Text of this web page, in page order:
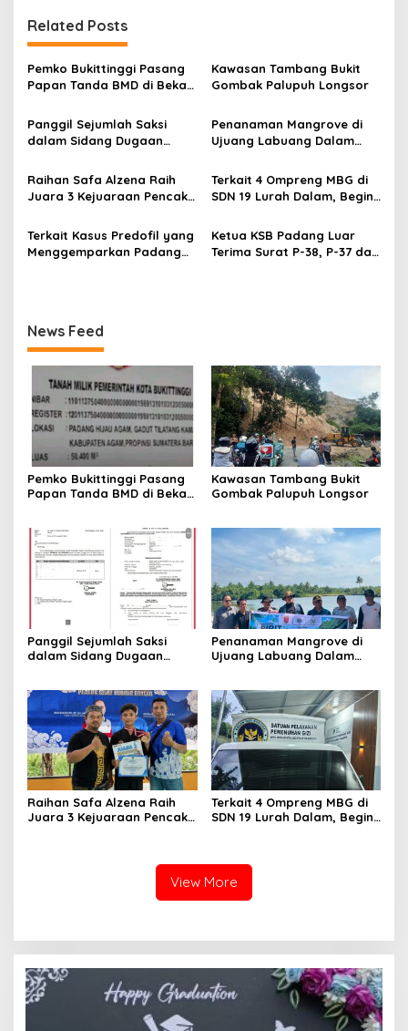
a
s
i
p
o
s
Related Posts
Pemko Bukittinggi Pasang
Papan Tanda BMD di Bekas
Kawasan Tambang Bukit
Gombak Palupuh Longsor
Panggil Sejumlah Saksi
dalam Sidang Dugaan
Terdakwa Haji DS
Penanaman Mangrove di
Ujuang Labuang Dalam
Sedunia
Raihan Safa Alzena Raih
Juara 3 Kejuaraan Pencak
Sumatera Barat
Terkait 4 Ompreng MBG di
SDN 19 Lurah Dalam, Begini
Terkait Kasus Predofil yang
Menggemparkan Padang
Ketua KSB Padang Luar
Terima Surat P-38, P-37 dari
News Feed
Pemko Bukittinggi Pasang
Papan Tanda BMD di Bekas
Kawasan Tambang Bukit
Gombak Palupuh Longsor
Panggil Sejumlah Saksi
dalam Sidang Dugaan
Penanaman Mangrove di
Ujuang Labuang Dalam
Raihan Safa Alzena Raih
Juara 3 Kejuaraan Pencak
Terkait 4 Ompreng MBG di
SDN 19 Lurah Dalam, Begini
View More